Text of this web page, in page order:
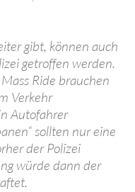
gibt, können auch
getroffen werden.
Ride brauchen
Verkehr
Autofahrer
sollten nur eine
der Polizei
würde dann der